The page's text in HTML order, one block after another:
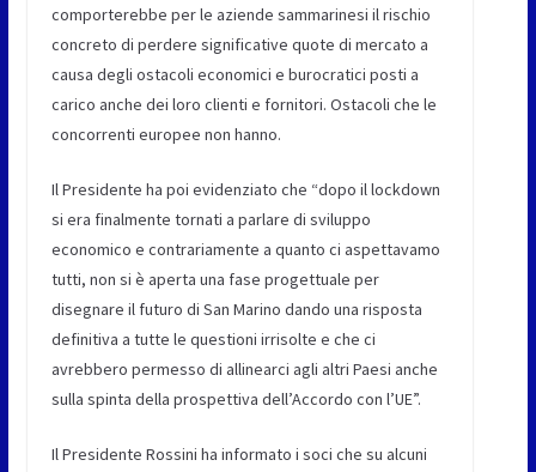
comporterebbe per le aziende sammarinesi il rischio
concreto di perdere significative quote di mercato a
causa degli ostacoli economici e burocratici posti a
carico anche dei loro clienti e fornitori. Ostacoli che le
concorrenti europee non hanno.
Il Presidente ha poi evidenziato che “dopo il lockdown
si era finalmente tornati a parlare di sviluppo
economico e contrariamente a quanto ci aspettavamo
tutti, non si è aperta una fase progettuale per
disegnare il futuro di San Marino dando una risposta
definitiva a tutte le questioni irrisolte e che ci
avrebbero permesso di allinearci agli altri Paesi anche
sulla spinta della prospettiva dell’Accordo con l’UE”.
Il Presidente Rossini ha informato i soci che su alcuni